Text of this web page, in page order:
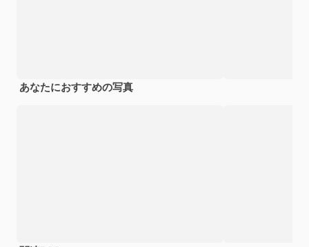
あなたにおすすめの写真